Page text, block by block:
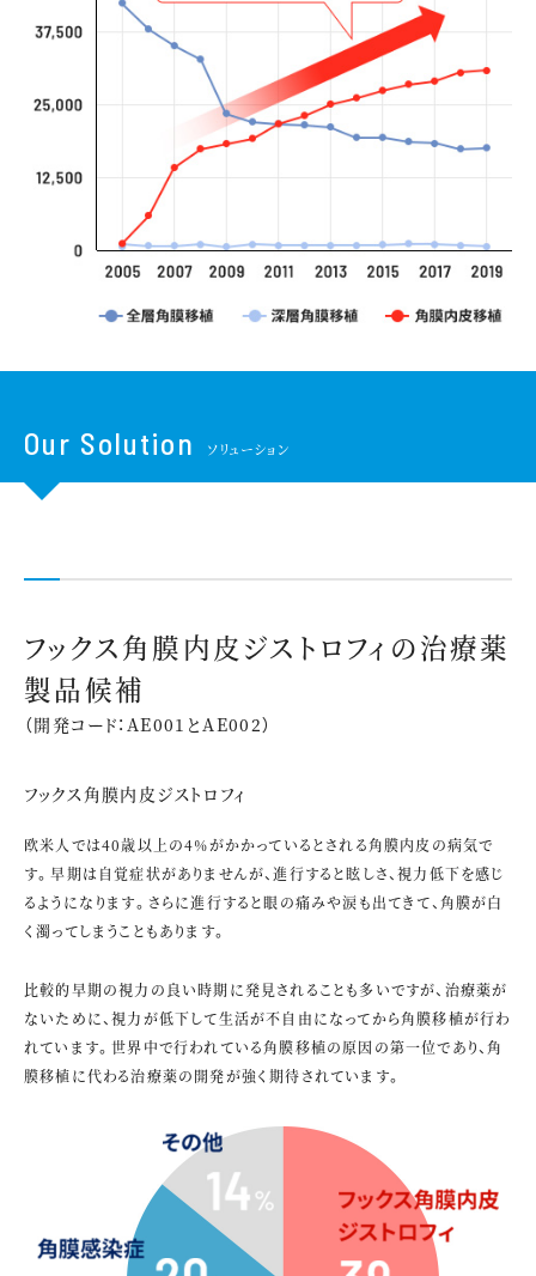
Our Solution ソリューション
フックス角膜内皮ジストロフィの治療薬
製品候補
（開発コード：AE001とAE002）
フックス角膜内皮ジストロフィ
欧米人では40歳以上の4%がかかっているとされる角膜内皮の病気で
す。早期は自覚症状がありませんが、進行すると眩しさ、視力低下を感じ
るようになります。さらに進行すると眼の痛みや涙も出てきて、角膜が白
く濁ってしまうこともあります。
比較的早期の視力の良い時期に発見されることも多いですが、治療薬が
ないために、視力が低下して生活が不自由になってから角膜移植が行わ
れています。世界中で行われている角膜移植の原因の第一位であり、角
膜移植に代わる治療薬の開発が強く期待されています。